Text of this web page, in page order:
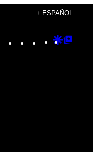
+ ESPAÑOL
Instagram
TikTok
YouTube
Google